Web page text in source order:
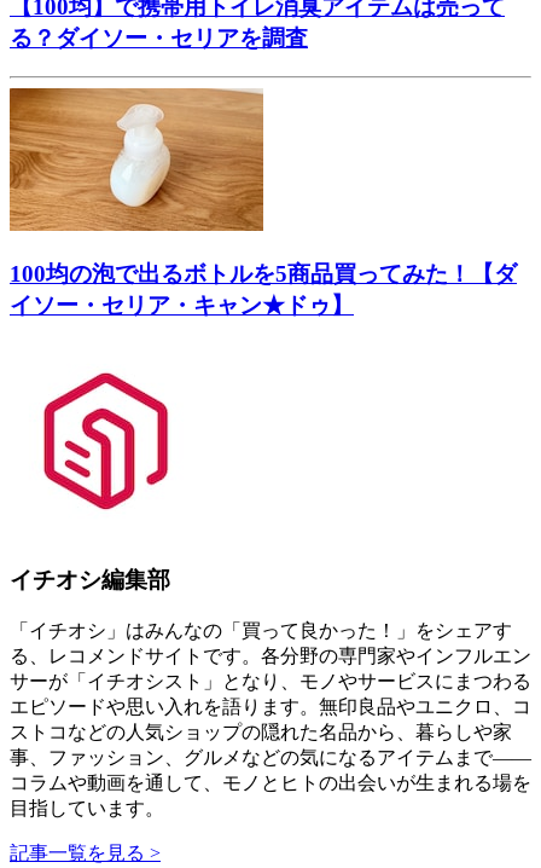
【100均】で携帯用トイレ消臭アイテムは売って
る？ダイソー・セリアを調査
100均の泡で出るボトルを5商品買ってみた！【ダ
イソー・セリア・キャン★ドゥ】
イチオシ編集部
「イチオシ」はみんなの「買って良かった！」をシェアす
る、レコメンドサイトです。各分野の専門家やインフルエン
サーが「イチオシスト」となり、モノやサービスにまつわる
エピソードや思い入れを語ります。無印良品やユニクロ、コ
ストコなどの人気ショップの隠れた名品から、暮らしや家
事、ファッション、グルメなどの気になるアイテムまで――
コラムや動画を通して、モノとヒトの出会いが生まれる場を
目指しています。
記事一覧を見る >